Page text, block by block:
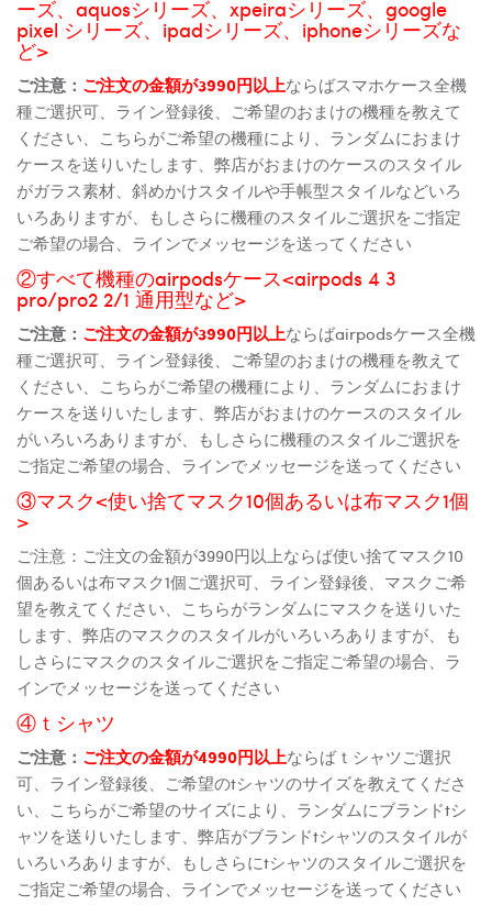
ーズ、aquosシリーズ、xpeiraシリーズ、google
pixel シリーズ、ipadシリーズ、iphoneシリーズな
ど>
ご注意： ご注文の金額が3990円以上ならばスマホケース全機
種ご選択可、ライン登録後、ご希望のおまけの機種を教えて
ください、こちらがご希望の機種により、ランダムにおまけ
ケースを送りいたします、弊店がおまけのケースのスタイル
がガラス素材、斜めかけスタイルや手帳型スタイルなどいろ
いろありますが、もしさらに機種のスタイルご選択をご指定
ご希望の場合、ラインでメッセージを送ってください
②すべて機種のairpodsケース<airpods 4 3
pro/pro2 2/1 通用型など>
ご注意： ご注文の金額が3990円以上ならばairpodsケース全機
種ご選択可、ライン登録後、ご希望のおまけの機種を教えて
ください、こちらがご希望の機種により、ランダムにおまけ
ケースを送りいたします、弊店がおまけのケースのスタイル
がいろいろありますが、もしさらに機種のスタイルご選択を
ご指定ご希望の場合、ラインでメッセージを送ってください
③マスク<使い捨てマスク10個あるいは布マスク1個
>
ご注意：ご注文の金額が3990円以上ならば使い捨てマスク10
個あるいは布マスク1個ご選択可、ライン登録後、マスクご希
望を教えてください、こちらがランダムにマスクを送りいた
します、弊店のマスクのスタイルがいろいろありますが、も
しさらにマスクのスタイルご選択をご指定ご希望の場合、ラ
インでメッセージを送ってください
④ｔシャツ
ご注意： ご注文の金額が4990円以上ならばｔシャツご選択
可、ライン登録後、ご希望のtシャツのサイズを教えてくださ
い、こちらがご希望のサイズにより、ランダムにブランドtシ
ャツを送りいたします、弊店がブランドtシャツのスタイルが
いろいろありますが、もしさらにtシャツのスタイルご選択を
ご指定ご希望の場合、ラインでメッセージを送ってください